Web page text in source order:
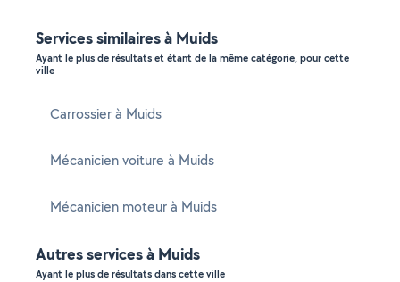
Services similaires à Muids
Ayant le plus de résultats et étant de la même catégorie, pour cette
ville
Carrossier à Muids
Mécanicien voiture à Muids
Mécanicien moteur à Muids
Autres services à Muids
Ayant le plus de résultats dans cette ville